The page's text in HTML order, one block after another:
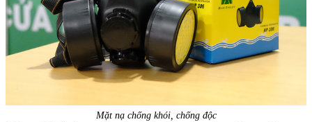
Mặt nạ chống khói, chống độc